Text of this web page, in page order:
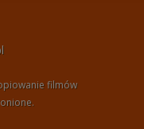
filmów